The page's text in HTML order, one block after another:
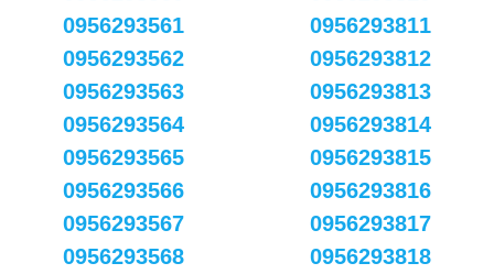
0956293561
0956293562
0956293563
0956293564
0956293565
0956293566
0956293567
0956293568
0956293811
0956293812
0956293813
0956293814
0956293815
0956293816
0956293817
0956293818